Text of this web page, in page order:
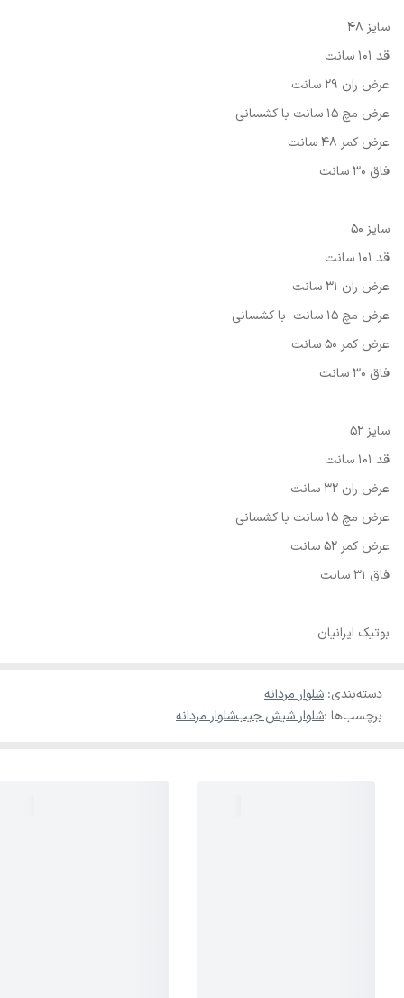
سایز 48
قد 101 سانت
عرض ران 29 سانت
عرض مچ 15 سانت با کشسانی
عرض کمر 48 سانت
فاق 30 سانت
سایز 50
قد 101 سانت
عرض ران 31 سانت
عرض مچ 15 سانت با کشسانی
عرض کمر 50 سانت
فاق 30 سانت
سایز 52
قد 101 سانت
عرض ران 32 سانت
عرض مچ 15 سانت با کشسانی
عرض کمر 52 سانت
فاق 31 سانت
بوتیک ایرانیان
دسته‌بندی: شلوار مردانه
برچسب‌ها :شلوار شیش جیبشلوار مردانه